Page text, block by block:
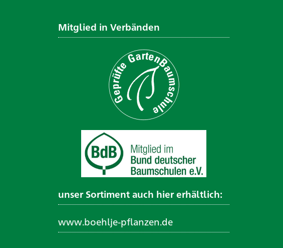
Mitglied in Verbänden
unser Sortiment auch hier erhältlich:
www.boehlje-pflanzen.de